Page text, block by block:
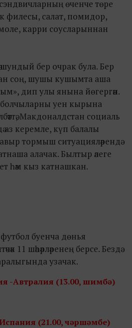
өченче төре
филесы, салат, помидор,
карри соусларыннан
шундый бер очрак була. Бер
соң, шушы кушымта аша
дип улы янына йөгергән.
уен кырына
Макдоналдстан социаль
аз керемле, күп балалы
авыр тормыш ситуацияләрендә
алачак. Былтыр әлеге
һәм кыз катнашкан.
буенча дөнья
11 шәһәрләренең берсе. Бездә
узачак.
-Автралия (13.00, шимбә)
(21.00, чәршәмбе)